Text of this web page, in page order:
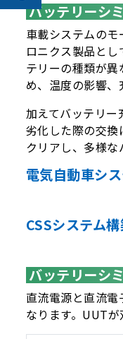
バッテリーシ
車載システムの
ロニクス製品と
テリーの種類が
め、温度の影響、
加えてバッテリ
劣化した際の交
クリアし、多様
電気自動車シ
CSSシステム
バッテリーシ
直流電源と直流
なります。UUT